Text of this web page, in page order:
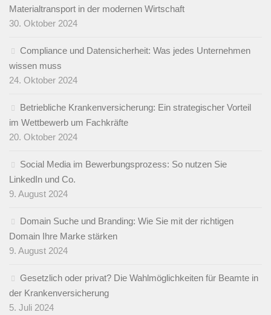
Materialtransport in der modernen Wirtschaft
30. Oktober 2024
Compliance und Datensicherheit: Was jedes Unternehmen
wissen muss
24. Oktober 2024
Betriebliche Krankenversicherung: Ein strategischer Vorteil
im Wettbewerb um Fachkräfte
20. Oktober 2024
Social Media im Bewerbungsprozess: So nutzen Sie
LinkedIn und Co.
9. August 2024
Domain Suche und Branding: Wie Sie mit der richtigen
Domain Ihre Marke stärken
9. August 2024
Gesetzlich oder privat? Die Wahlmöglichkeiten für Beamte in
der Krankenversicherung
5. Juli 2024